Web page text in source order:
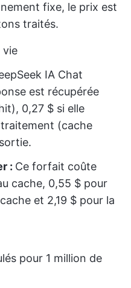
fixe, le prix est
traités.
vie
IA Chat
est récupérée
0,27 $ si elle
(cache
: Ce forfait coûte
cache, 0,55 $ pour
et 2,19 $ pour la
pour 1 million de